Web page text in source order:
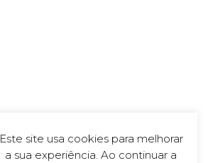
Este site usa cookies para melhorar
a sua experiência. Ao continuar a